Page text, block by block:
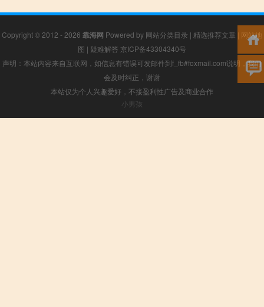
Copyright © 2012 - 2026 靠海网 Powered by 网站分类目录 | 精选推荐文章 | 网站地
图 | 疑难解答 京ICP备43304340号
声明：本站内容来自互联网，如信息有错误可发邮件到f_fb#foxmail.com说明，我们
会及时纠正，谢谢
本站仅为个人兴趣爱好，不接盈利性广告及商业合作
小男孩